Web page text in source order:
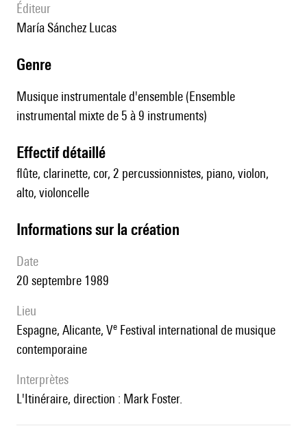
éditeur
María Sánchez Lucas
genre
Musique instrumentale d'ensemble (Ensemble
instrumental mixte de 5 à 9 instruments)
effectif détaillé
flûte, clarinette, cor, 2 percussionnistes, piano, violon,
alto, violoncelle
informations sur la création
date
20 septembre 1989
lieu
Espagne, Alicante, Ve Festival international de musique
contemporaine
interprètes
l'Itinéraire, direction : Mark Foster.